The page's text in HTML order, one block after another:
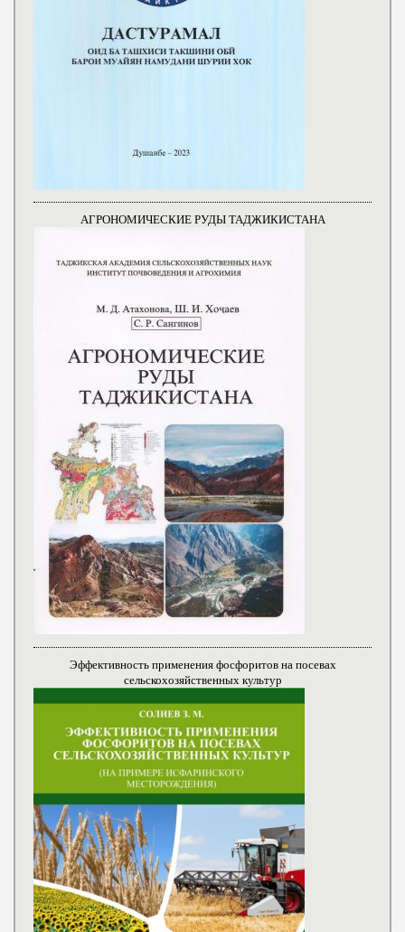
АГРОНОМИЧЕСКИЕ РУДЫ ТАДЖИКИСТАНА
Эффективность применения фосфоритов на посевах
сельскохозяйственных культур